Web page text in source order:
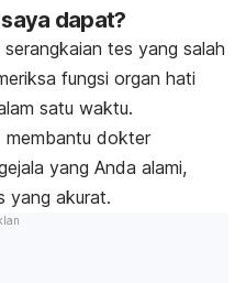
dapat?
tes yang salah
fungsi organ hati
satu waktu.
membantu dokter
yang Anda alami,
yang akurat.
Iklan